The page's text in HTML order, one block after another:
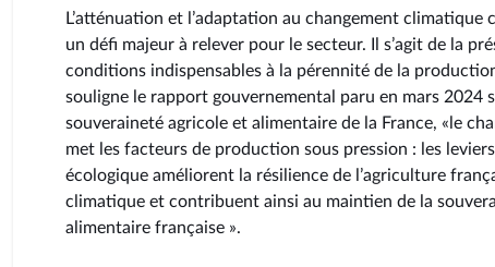
25 avril 2024
L’atténuation et l’adaptation au changement
un défi majeur à relever pour le secteur. Il s’agit de la
conditions indispensables à la pérennité de la
souligne le rapport gouvernemental paru en mars 2024
souveraineté agricole et alimentaire de la France, «le
met les facteurs de production sous pression : les
écologique améliorent la résilience de l’agriculture
climatique et contribuent ainsi au maintien de la
alimentaire française ».